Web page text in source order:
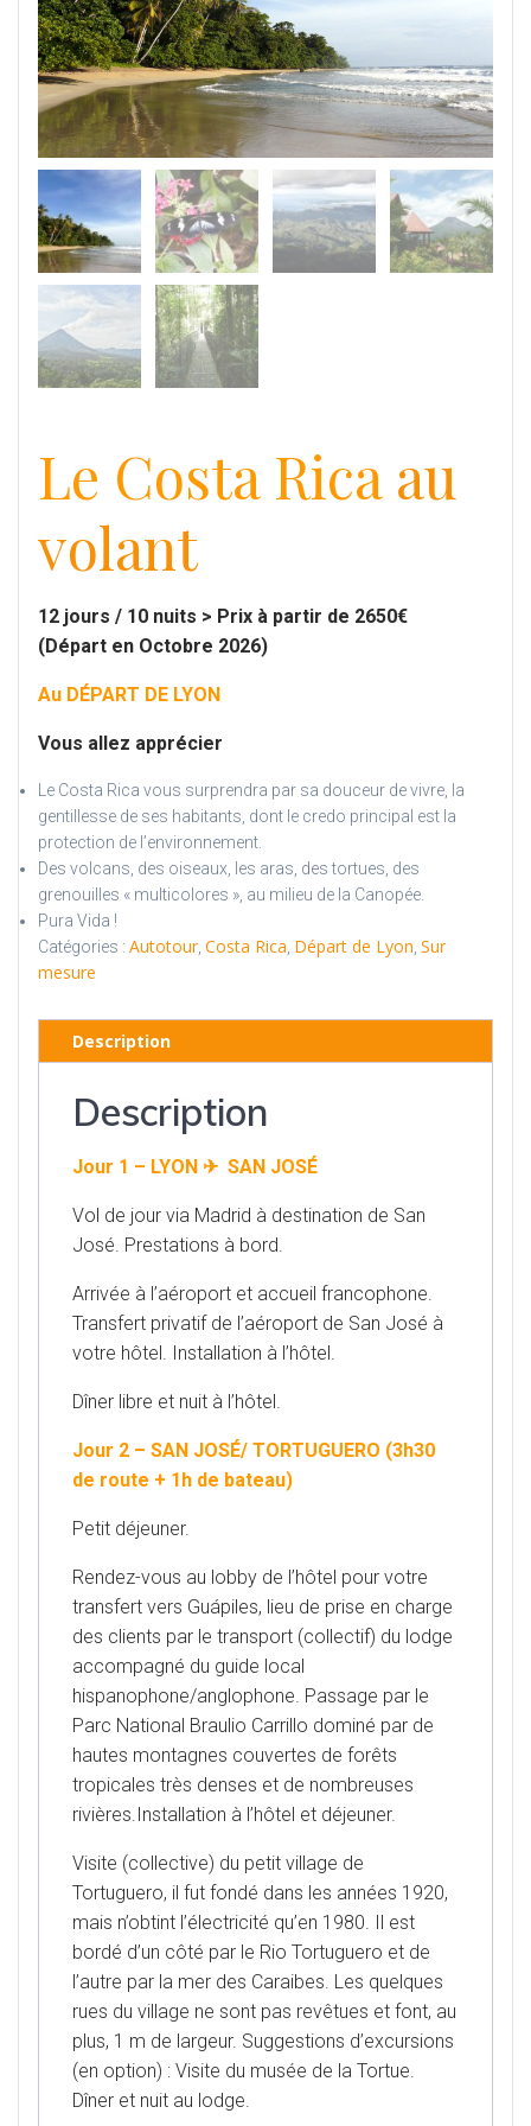
Le Costa Ricaau
volant
12 jours / 10 nuits > Prix à partir de 2650€
(Départ en Octobre 2026)
Au DÉPART DE LYON
Vous allez apprécier
Le Costa Rica vous surprendra par sa douceur de vivre, la
gentillesse de ses habitants, dont le credo principal est la
protection de l’environnement.
Des volcans, des oiseaux, les aras, des tortues, des
grenouilles « multicolores », au milieu de la Canopée.
Pura Vida !
Catégories : Autotour, Costa Rica Départ de Lyon Sur
mesure
Description
Description
Jour 1 – LYON ✈ SAN JOSÉ
Vol de jour via Madrid à destination de San
José. Prestations à bord.
Arrivée à l’aéroport et accueil francophone.
Transfert privatif de l’aéroport de San José à
votre hôtel. Installation à l’hôtel.
Dîner libre et nuit à l’hôtel.
Jour 2 – SAN JOSÉ/ TORTUGUERO (3h30
de route + 1h de bateau)
Petit déjeuner.
Rendez-vous au lobby de l’hôtel pour votre
transfert vers Guápiles, lieu de prise en charge
des clients par le transport (collectif) du lodge
accompagné du guide local
hispanophone/anglophone. Passage par le
Parc National Braulio Carrillo dominé par de
hautes montagnes couvertes de forêts
tropicales très denses et de nombreuses
rivières.Installation à l’hôtel et déjeuner.
Visite (collective) du petit village de
Tortuguero, il fut fondé dans les années 1920,
mais n’obtint l’électricité qu’en 1980. Il est
bordé d’un côté par le Rio Tortuguero et de
l’autre par la mer des Caraibes. Les quelques
rues du village ne sont pas revêtues et font, au
plus, 1 m de largeur. Suggestions d’excursions
(en option) : Visite du musée de la Tortue.
Dîner et nuit au lodge.